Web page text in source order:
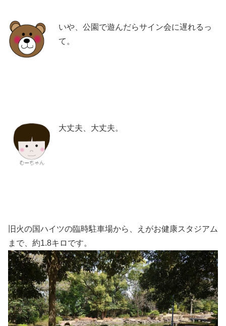
いや、公園で遊んだらサイン会に遅れるっ
て。
大丈夫、大丈夫。
旧火の国ハイツの臨時駐車場から、えがお健康スタジアム
まで、約1.8キロです。